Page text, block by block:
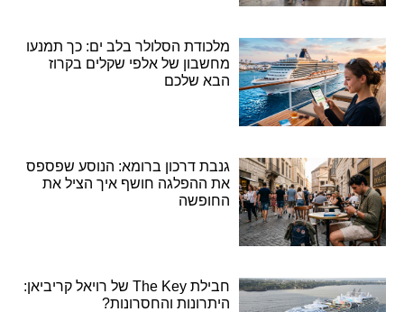
מלכודת הסלולר בלב ים: כך תמנעו
מחשבון של אלפי שקלים בקרוז
הבא שלכם
גנבת דרכון ברומא: הנוסע שפספס
את ההפלגה חושף איך הציל את
החופשה
חבילת The Key של רויאל קריביאן:
היתרונות והחסרונות?